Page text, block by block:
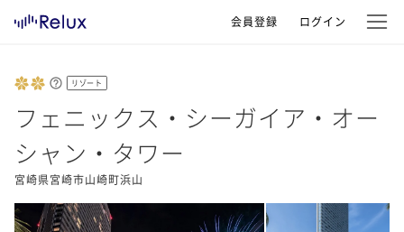
会員登録 ログイン
リゾート
フェニックス・シーガイア・オー
シャン・タワー
宮崎県宮崎市山崎町浜山